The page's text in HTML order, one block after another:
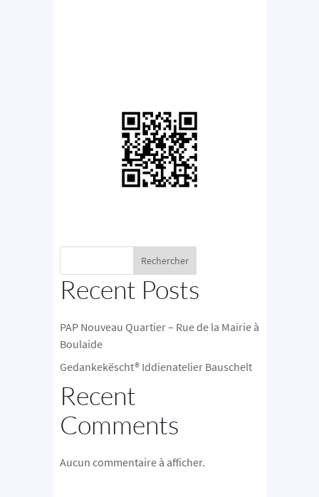
Rechercher
Recent Posts
PAP Nouveau Quartier – Rue de la Mairie à
Boulaide
Gedankekëscht® Iddienatelier Bauschelt
Recent
Comments
Aucun commentaire à afficher.